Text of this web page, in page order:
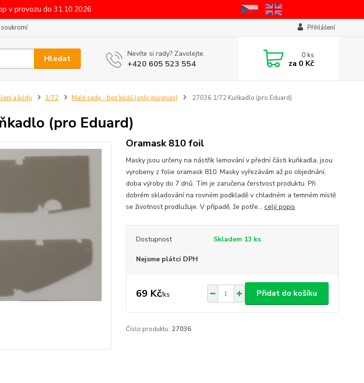
v provozu do 31.10.2026
soukromí Přihlášení
Hledat Nevíte si rady? Zavolejte.
+420 605 523 554
0ks
za 0 Kč
a kódy 1/72 Malé sady - bez kódů (only insignias) 27036 1/72 Kuňkadlo (pro Eduard)
(pro Eduard)
Oramask 810 foil
Masky jsou určeny na nástřik lemování v přední části kuňkadla, jsou
vyrobeny z folie oramask 810. Masky vyřezávám až po objednání,
doba výroby do 7 dnů. Tím je zaručena čerstvost produktu. Při
dobrém skladování na rovném podkladě v chladném a temném místě
se životnost prodlužuje. V případě, že potře... celý popis
Dostupnost Skladem 13 ks
Nejsme plátci DPH
69 Kč/ks Přidat do košíku
Číslo produktu: 27036